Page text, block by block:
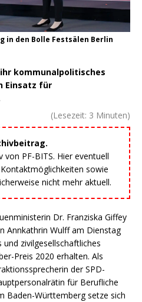
in den Bolle Festsälen Berlin
kommunalpolitisches
Einsatz für
(Lesezeit: 3 Minuten)
PF-BITS. Hier eventuell
sowie
nicht mehr aktuell.
Dr. Franziska Giffey
Annkathrin Wulff am Dienstag
zivilgesellschaftliches
Preis 2020 erhalten. Als
der SPD-
für Berufliche
Baden-Württemberg setze sich